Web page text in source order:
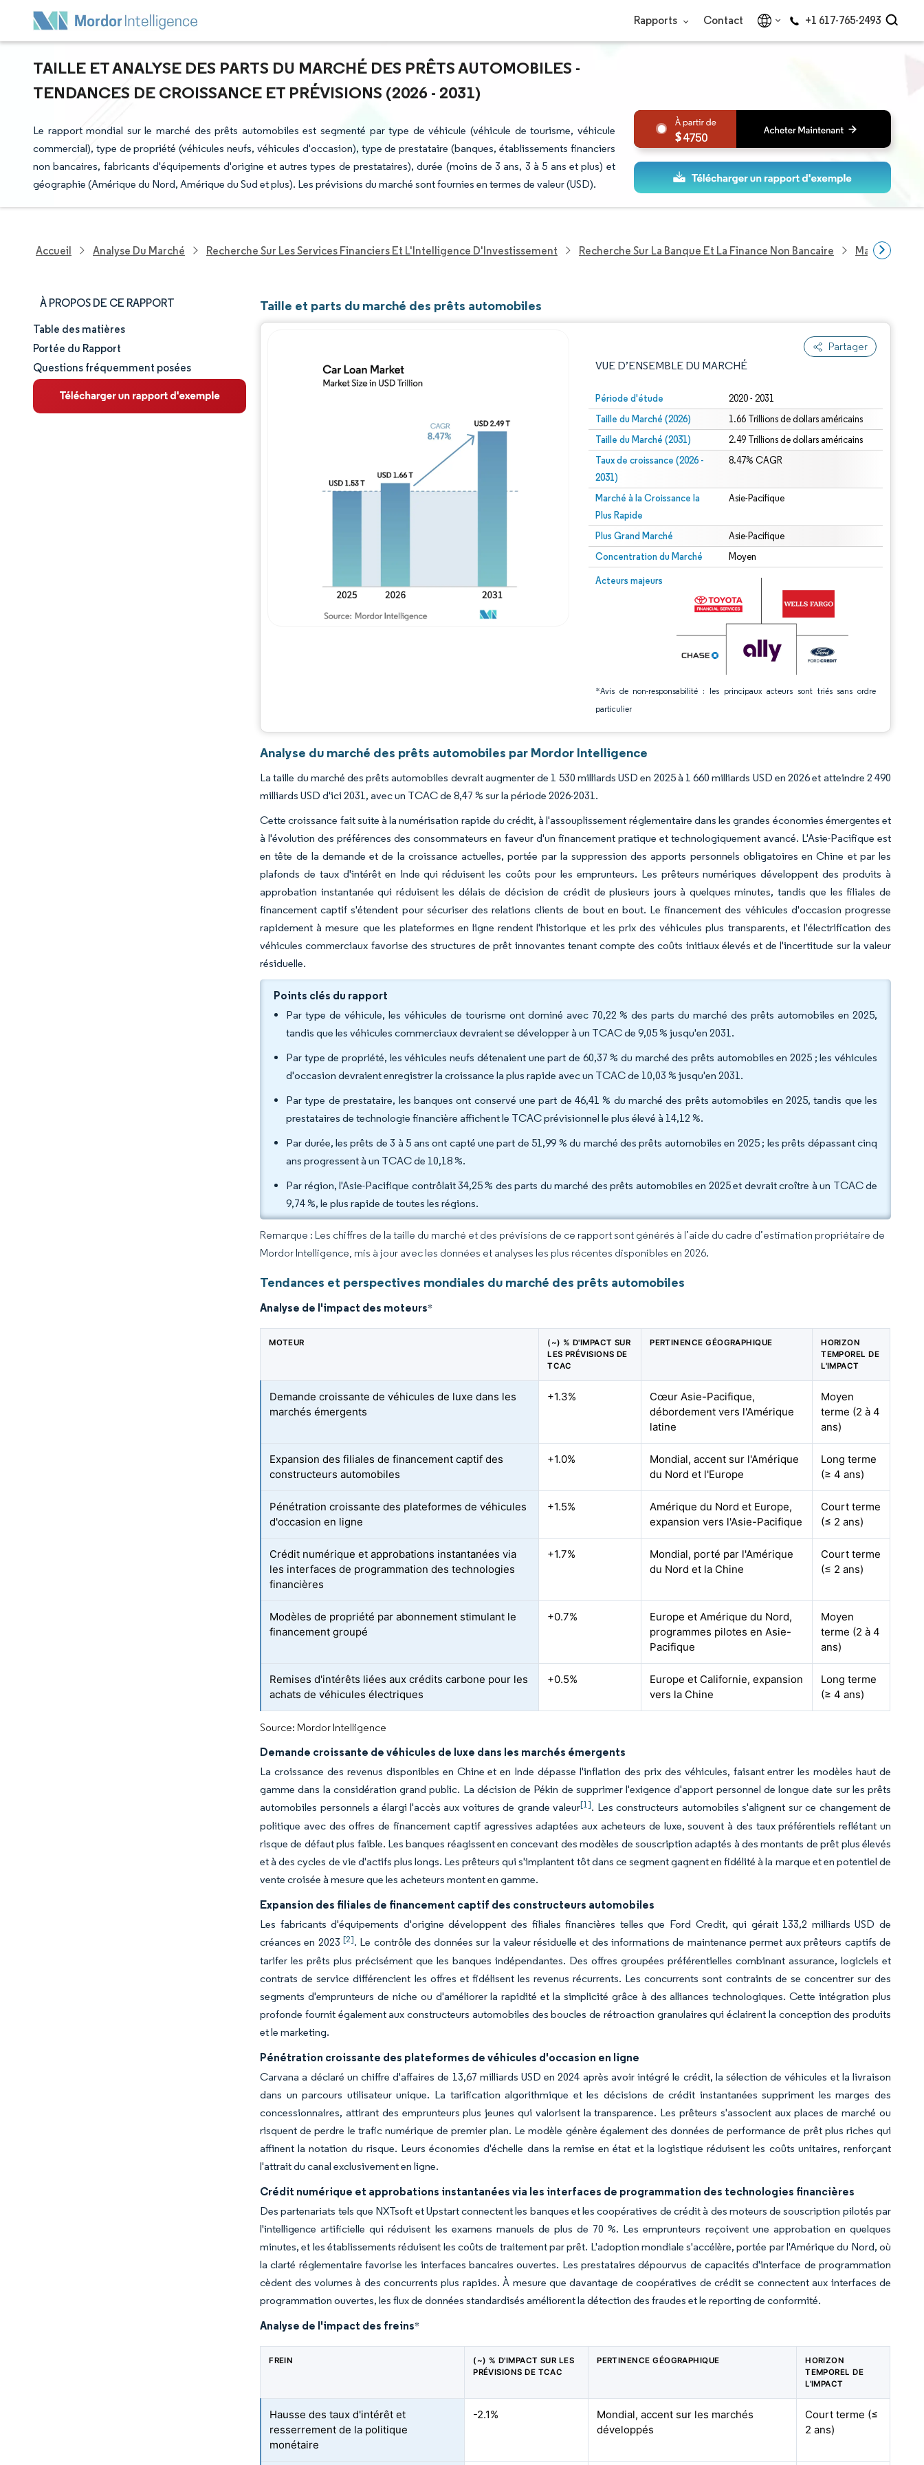
Rapports Contact +1 617-765-2493
TAILLE ET ANALYSE DES PARTS DU MARCHÉ DES PRÊTS AUTOMOBILES -
TENDANCES DE CROISSANCE ET PRÉVISIONS (2026 - 2031)
Le rapport mondial sur le marché des prêts automobiles est segmenté par type de véhicule (véhicule de tourisme, véhicule
commercial), type de propriété (véhicules neufs, véhicules d'occasion), type de prestataire (banques, établissements financiers
non bancaires, fabricants d'équipements d'origine et autres types de prestataires), durée (moins de 3 ans, 3 à 5 ans et plus) et
géographie (Amérique du Nord, Amérique du Sud et plus). Les prévisions du marché sont fournies en termes de valeur (USD).
4750
Accueil Analyse Du Marché Recherche Sur Les Services Financiers Et L'Intelligence D'Investissement Recherche Sur La Banque Et La Finance Non Bancaire Marché Des
À PROPOS DE CE RAPPORT
Taille et part de marché
Analyse du marché
Tendances et perspectives
Table des matières
Portée du Rapport
Questions fréquemment posées
Taille et parts du marché des prêts automobiles
Partager
VUE D’ENSEMBLE DU MARCHÉ
Période d'étude 2020 - 2031
Taille du Marché (2026) 1.66 Trillions de dollars américains
Taille du Marché (2031) 2.49 Trillions de dollars américains
Taux de croissance (2026 -
2031)
8.47% CAGR
Marché à la Croissance la
Plus Rapide
Asie-Pacifique
Plus Grand Marché Asie-Pacifique
Concentration du Marché Moyen
Acteurs majeurs
*Avis de non-responsabilité : les principaux acteurs sont triés sans ordre
particulier
Image © Mordor Intelligence. La réutilisation nécessite une attribution sous CC BY 4.0.
Image © Mordor Intelligence. La réutilisation nécessite une attribution sous CC BY 4.0.
Analyse du marché des prêts automobiles par Mordor Intelligence
La taille du marché des prêts automobiles devrait augmenter de 1 530 milliards USD en 2025 à 1 660 milliards USD en 2026 et atteindre 2 490
milliards USD d'ici 2031, avec un TCAC de 8,47 % sur la période 2026-2031.
Cette croissance fait suite à la numérisation rapide du crédit, à l'assouplissement réglementaire dans les grandes économies émergentes et
à l'évolution des préférences des consommateurs en faveur d'un financement pratique et technologiquement avancé. L'Asie-Pacifique est
en tête de la demande et de la croissance actuelles, portée par la suppression des apports personnels obligatoires en Chine et par les
plafonds de taux d'intérêt en Inde qui réduisent les coûts pour les emprunteurs. Les prêteurs numériques développent des produits à
approbation instantanée qui réduisent les délais de décision de crédit de plusieurs jours à quelques minutes, tandis que les filiales de
financement captif s'étendent pour sécuriser des relations clients de bout en bout. Le financement des véhicules d'occasion progresse
rapidement à mesure que les plateformes en ligne rendent l'historique et les prix des véhicules plus transparents, et l'électrification des
véhicules commerciaux favorise des structures de prêt innovantes tenant compte des coûts initiaux élevés et de l'incertitude sur la valeur
résiduelle.
Points clés du rapport
Par type de véhicule, les véhicules de tourisme ont dominé avec 70,22 % des parts du marché des prêts automobiles en 2025,
tandis que les véhicules commerciaux devraient se développer à un TCAC de 9,05 % jusqu'en 2031.
Par type de propriété, les véhicules neufs détenaient une part de 60,37 % du marché des prêts automobiles en 2025 ; les véhicules
d'occasion devraient enregistrer la croissance la plus rapide avec un TCAC de 10,03 % jusqu'en 2031.
Par type de prestataire, les banques ont conservé une part de 46,41 % du marché des prêts automobiles en 2025, tandis que les
prestataires de technologie financière affichent le TCAC prévisionnel le plus élevé à 14,12 %.
Par durée, les prêts de 3 à 5 ans ont capté une part de 51,99 % du marché des prêts automobiles en 2025 ; les prêts dépassant cinq
ans progressent à un TCAC de 10,18 %.
Par région, l'Asie-Pacifique contrôlait 34,25 % des parts du marché des prêts automobiles en 2025 et devrait croître à un TCAC de
9,74 %, le plus rapide de toutes les régions.
Remarque : Les chiffres de la taille du marché et des prévisions de ce rapport sont générés à l’aide du cadre d’estimation propriétaire de
Mordor Intelligence, mis à jour avec les données et analyses les plus récentes disponibles en 2026.
Tendances et perspectives mondiales du marché des prêts automobiles
Analyse de l'impact des moteurs*
MOTEUR
(~) % D'IMPACT SUR
LES PRÉVISIONS DE
TCAC
PERTINENCE GÉOGRAPHIQUE
HORIZON
TEMPOREL DE
L'IMPACT
Demande croissante de véhicules de luxe dans les
marchés émergents
+1.3%
Cœur Asie-Pacifique,
débordement vers l'Amérique
latine
Moyen
terme (2 à 4
ans)
Expansion des filiales de financement captif des
constructeurs automobiles
+1.0%
Mondial, accent sur l'Amérique
du Nord et l'Europe
Long terme
(≥ 4 ans)
Pénétration croissante des plateformes de véhicules
d'occasion en ligne
+1.5%
Amérique du Nord et Europe,
expansion vers l'Asie-Pacifique
Court terme
(≤ 2 ans)
Crédit numérique et approbations instantanées via
les interfaces de programmation des technologies
financières
+1.7%
Mondial, porté par l'Amérique
du Nord et la Chine
Court terme
(≤ 2 ans)
Modèles de propriété par abonnement stimulant le
financement groupé
+0.7%
Europe et Amérique du Nord,
programmes pilotes en Asie-
Pacifique
Moyen
terme (2 à 4
ans)
Remises d'intérêts liées aux crédits carbone pour les
achats de véhicules électriques
+0.5%
Europe et Californie, expansion
vers la Chine
Long terme
(≥ 4 ans)
Source: Mordor Intelligence
Demande croissante de véhicules de luxe dans les marchés émergents
La croissance des revenus disponibles en Chine et en Inde dépasse l'inflation des prix des véhicules, faisant entrer les modèles haut de
gamme dans la considération grand public. La décision de Pékin de supprimer l'exigence d'apport personnel de longue date sur les prêts
automobiles personnels a élargi l'accès aux voitures de grande valeur[1]. Les constructeurs automobiles s'alignent sur ce changement de
politique avec des offres de financement captif agressives adaptées aux acheteurs de luxe, souvent à des taux préférentiels reflétant un
risque de défaut plus faible. Les banques réagissent en concevant des modèles de souscription adaptés à des montants de prêt plus élevés
et à des cycles de vie d'actifs plus longs. Les prêteurs qui s'implantent tôt dans ce segment gagnent en fidélité à la marque et en potentiel de
vente croisée à mesure que les acheteurs montent en gamme.
Expansion des filiales de financement captif des constructeurs automobiles
Les fabricants d'équipements d'origine développent des filiales financières telles que Ford Credit, qui gérait 133,2 milliards USD de
créances en 2023 [2]. Le contrôle des données sur la valeur résiduelle et des informations de maintenance permet aux prêteurs captifs de
tarifer les prêts plus précisément que les banques indépendantes. Des offres groupées préférentielles combinant assurance, logiciels et
contrats de service différencient les offres et fidélisent les revenus récurrents. Les concurrents sont contraints de se concentrer sur des
segments d'emprunteurs de niche ou d'améliorer la rapidité et la simplicité grâce à des alliances technologiques. Cette intégration plus
profonde fournit également aux constructeurs automobiles des boucles de rétroaction granulaires qui éclairent la conception des produits
et le marketing.
Pénétration croissante des plateformes de véhicules d'occasion en ligne
Carvana a déclaré un chiffre d'affaires de 13,67 milliards USD en 2024 après avoir intégré le crédit, la sélection de véhicules et la livraison
dans un parcours utilisateur unique. La tarification algorithmique et les décisions de crédit instantanées suppriment les marges des
concessionnaires, attirant des emprunteurs plus jeunes qui valorisent la transparence. Les prêteurs s'associent aux places de marché ou
risquent de perdre le trafic numérique de premier plan. Le modèle génère également des données de performance de prêt plus riches qui
affinent la notation du risque. Leurs économies d'échelle dans la remise en état et la logistique réduisent les coûts unitaires, renforçant
l'attrait du canal exclusivement en ligne.
Crédit numérique et approbations instantanées via les interfaces de programmation des technologies financières
Des partenariats tels que NXTsoft et Upstart connectent les banques et les coopératives de crédit à des moteurs de souscription pilotés par
l'intelligence artificielle qui réduisent les examens manuels de plus de 70 %. Les emprunteurs reçoivent une approbation en quelques
minutes, et les établissements réduisent les coûts de traitement par prêt. L'adoption mondiale s'accélère, portée par l'Amérique du Nord, où
la clarté réglementaire favorise les interfaces bancaires ouvertes. Les prestataires dépourvus de capacités d'interface de programmation
cèdent des volumes à des concurrents plus rapides. À mesure que davantage de coopératives de crédit se connectent aux interfaces de
programmation ouvertes, les flux de données standardisés améliorent la détection des fraudes et le reporting de conformité.
Analyse de l'impact des freins*
FREIN
(~) % D'IMPACT SUR LES
PRÉVISIONS DE TCAC
PERTINENCE GÉOGRAPHIQUE
HORIZON
TEMPOREL DE
L'IMPACT
Hausse des taux d'intérêt et
resserrement de la politique
monétaire
-2.1%
Mondial, accent sur les marchés
développés
Court terme (≤
2 ans)